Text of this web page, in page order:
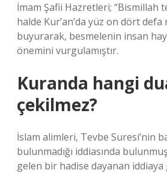
İmam Şafii Hazretleri; “Bismillah
halde Kur’an’da yüz on dört
buyurarak, besmelenin insan
önemini vurgulamıştır.
Kuranda hangi
çekilmez?
İslam alimleri, Tevbe Suresi’nin
bulunmadığı iddiasında
gelen bir hadise dayanan iddiaya